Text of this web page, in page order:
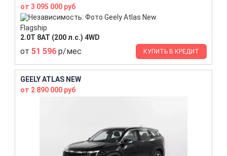
от 3 095 000 руб
Flagship
2.0T 8AT (200 л.с.) 4WD
от 51 596 р/мес КУПИТЬ В КРЕДИТ
GEELY ATLAS NEW
от 2 890 000 руб